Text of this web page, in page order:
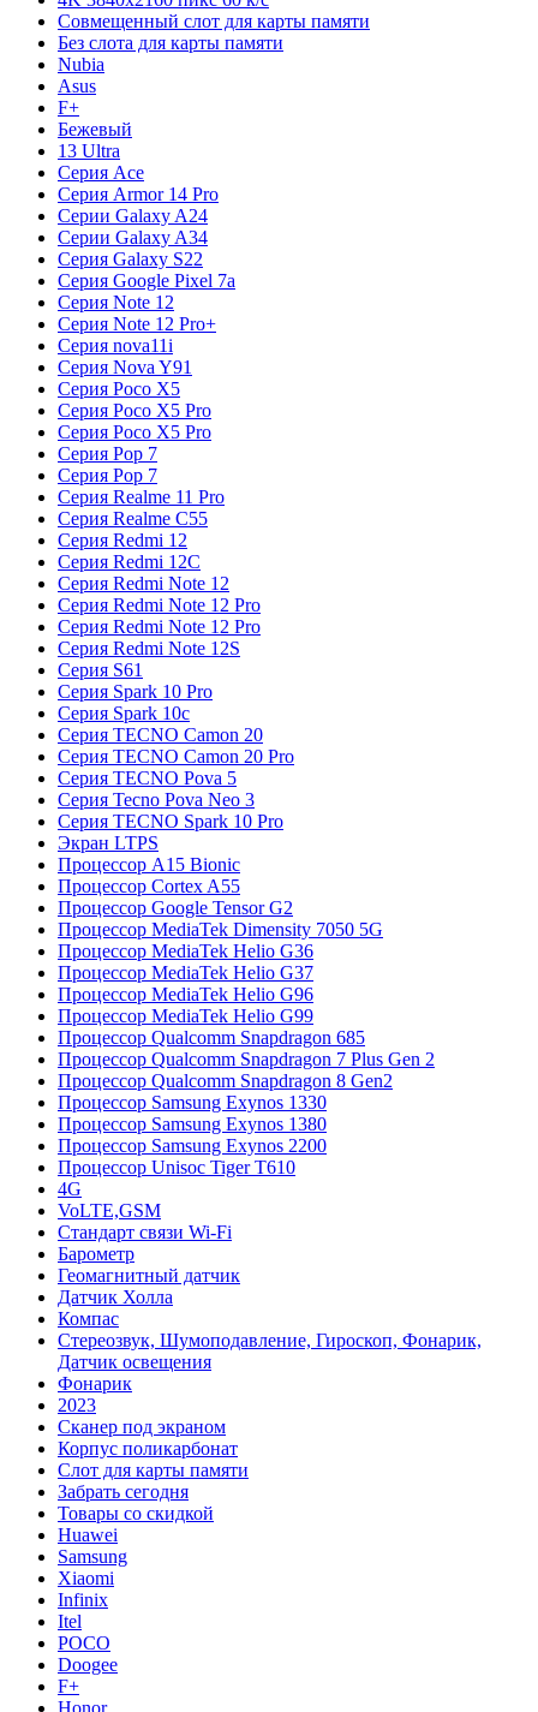
Совмещенный слот для карты памяти
Без слота для карты памяти
Nubia
Asus
F+
Бежевый
13 Ultra
Серия Ace
Серия Armor 14 Pro
Серии Galaxy A24
Серии Galaxy A34
Серия Galaxy S22
Серия Google Pixel 7a
Серия Note 12
Серия Note 12 Pro+
Серия nova11i
Серия Nova Y91
Серия Poco X5
Серия Poco X5 Pro
Серия Poco X5 Pro
Серия Pop 7
Серия Pop 7
Серия Realme 11 Pro
Серия Realme C55
Серия Redmi 12
Серия Redmi 12C
Серия Redmi Note 12
Серия Redmi Note 12 Pro
Серия Redmi Note 12 Pro
Серия Redmi Note 12S
Серия S61
Серия Spark 10 Pro
Серия Spark 10c
Серия TECNO Camon 20
Серия TECNO Camon 20 Pro
Серия TECNO Pova 5
Серия Tecno Pova Neo 3
Серия TECNO Spark 10 Pro
Экран LTPS
Процессор A15 Bionic
Процессор Cortex A55
Процессор Google Tensor G2
Процессор MediaTek Dimensity 7050 5G
Процессор MediaTek Helio G36
Процессор MediaTek Helio G37
Процессор MediaTek Helio G96
Процессор MediaTek Helio G99
Процессор Qualcomm Snapdragon 685
Процессор Qualcomm Snapdragon 7 Plus Gen 2
Процессор Qualcomm Snapdragon 8 Gen2
Процессор Samsung Exynos 1330
Процессор Samsung Exynos 1380
Процессор Samsung Exynos 2200
Процессор Unisoc Tiger T610
4G
VoLTE,GSM
Cтандарт связи Wi-Fi
Барометр
Геомагнитный датчик
Датчик Холла
Компас
Стереозвук, Шумоподавление, Гироскоп, Фонарик,
Датчик освещения
Фонарик
2023
Сканер под экраном
Корпус поликарбонат
Слот для карты памяти
Забрать сегодня
Товары со скидкой
Huawei
Samsung
Xiaomi
Infinix
Itel
POCO
Doogee
F+
Honor